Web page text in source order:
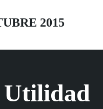
2015
Utilidad